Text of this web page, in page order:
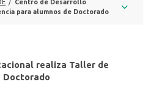
/
Centro de Desarrollo
para alumnos de Doctorado
realiza Taller de
Doctorado